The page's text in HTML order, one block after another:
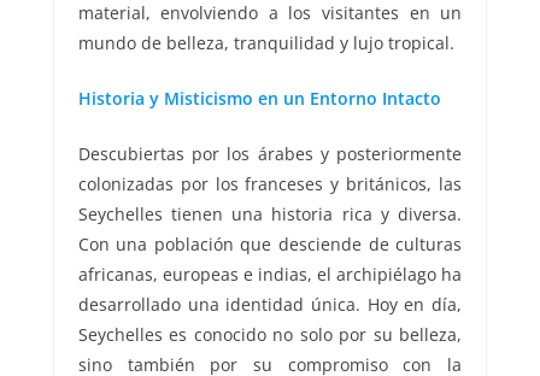
material, envolviendo a los visitantes en un
mundo de belleza, tranquilidad y lujo tropical.
Historia y Misticismo en un Entorno Intacto
Descubiertas por los árabes y posteriormente
colonizadas por los franceses y británicos, las
Seychelles tienen una historia rica y diversa.
Con una población que desciende de culturas
africanas, europeas e indias, el archipiélago ha
desarrollado una identidad única. Hoy en día,
Seychelles es conocido no solo por su belleza,
sino también por su compromiso con la